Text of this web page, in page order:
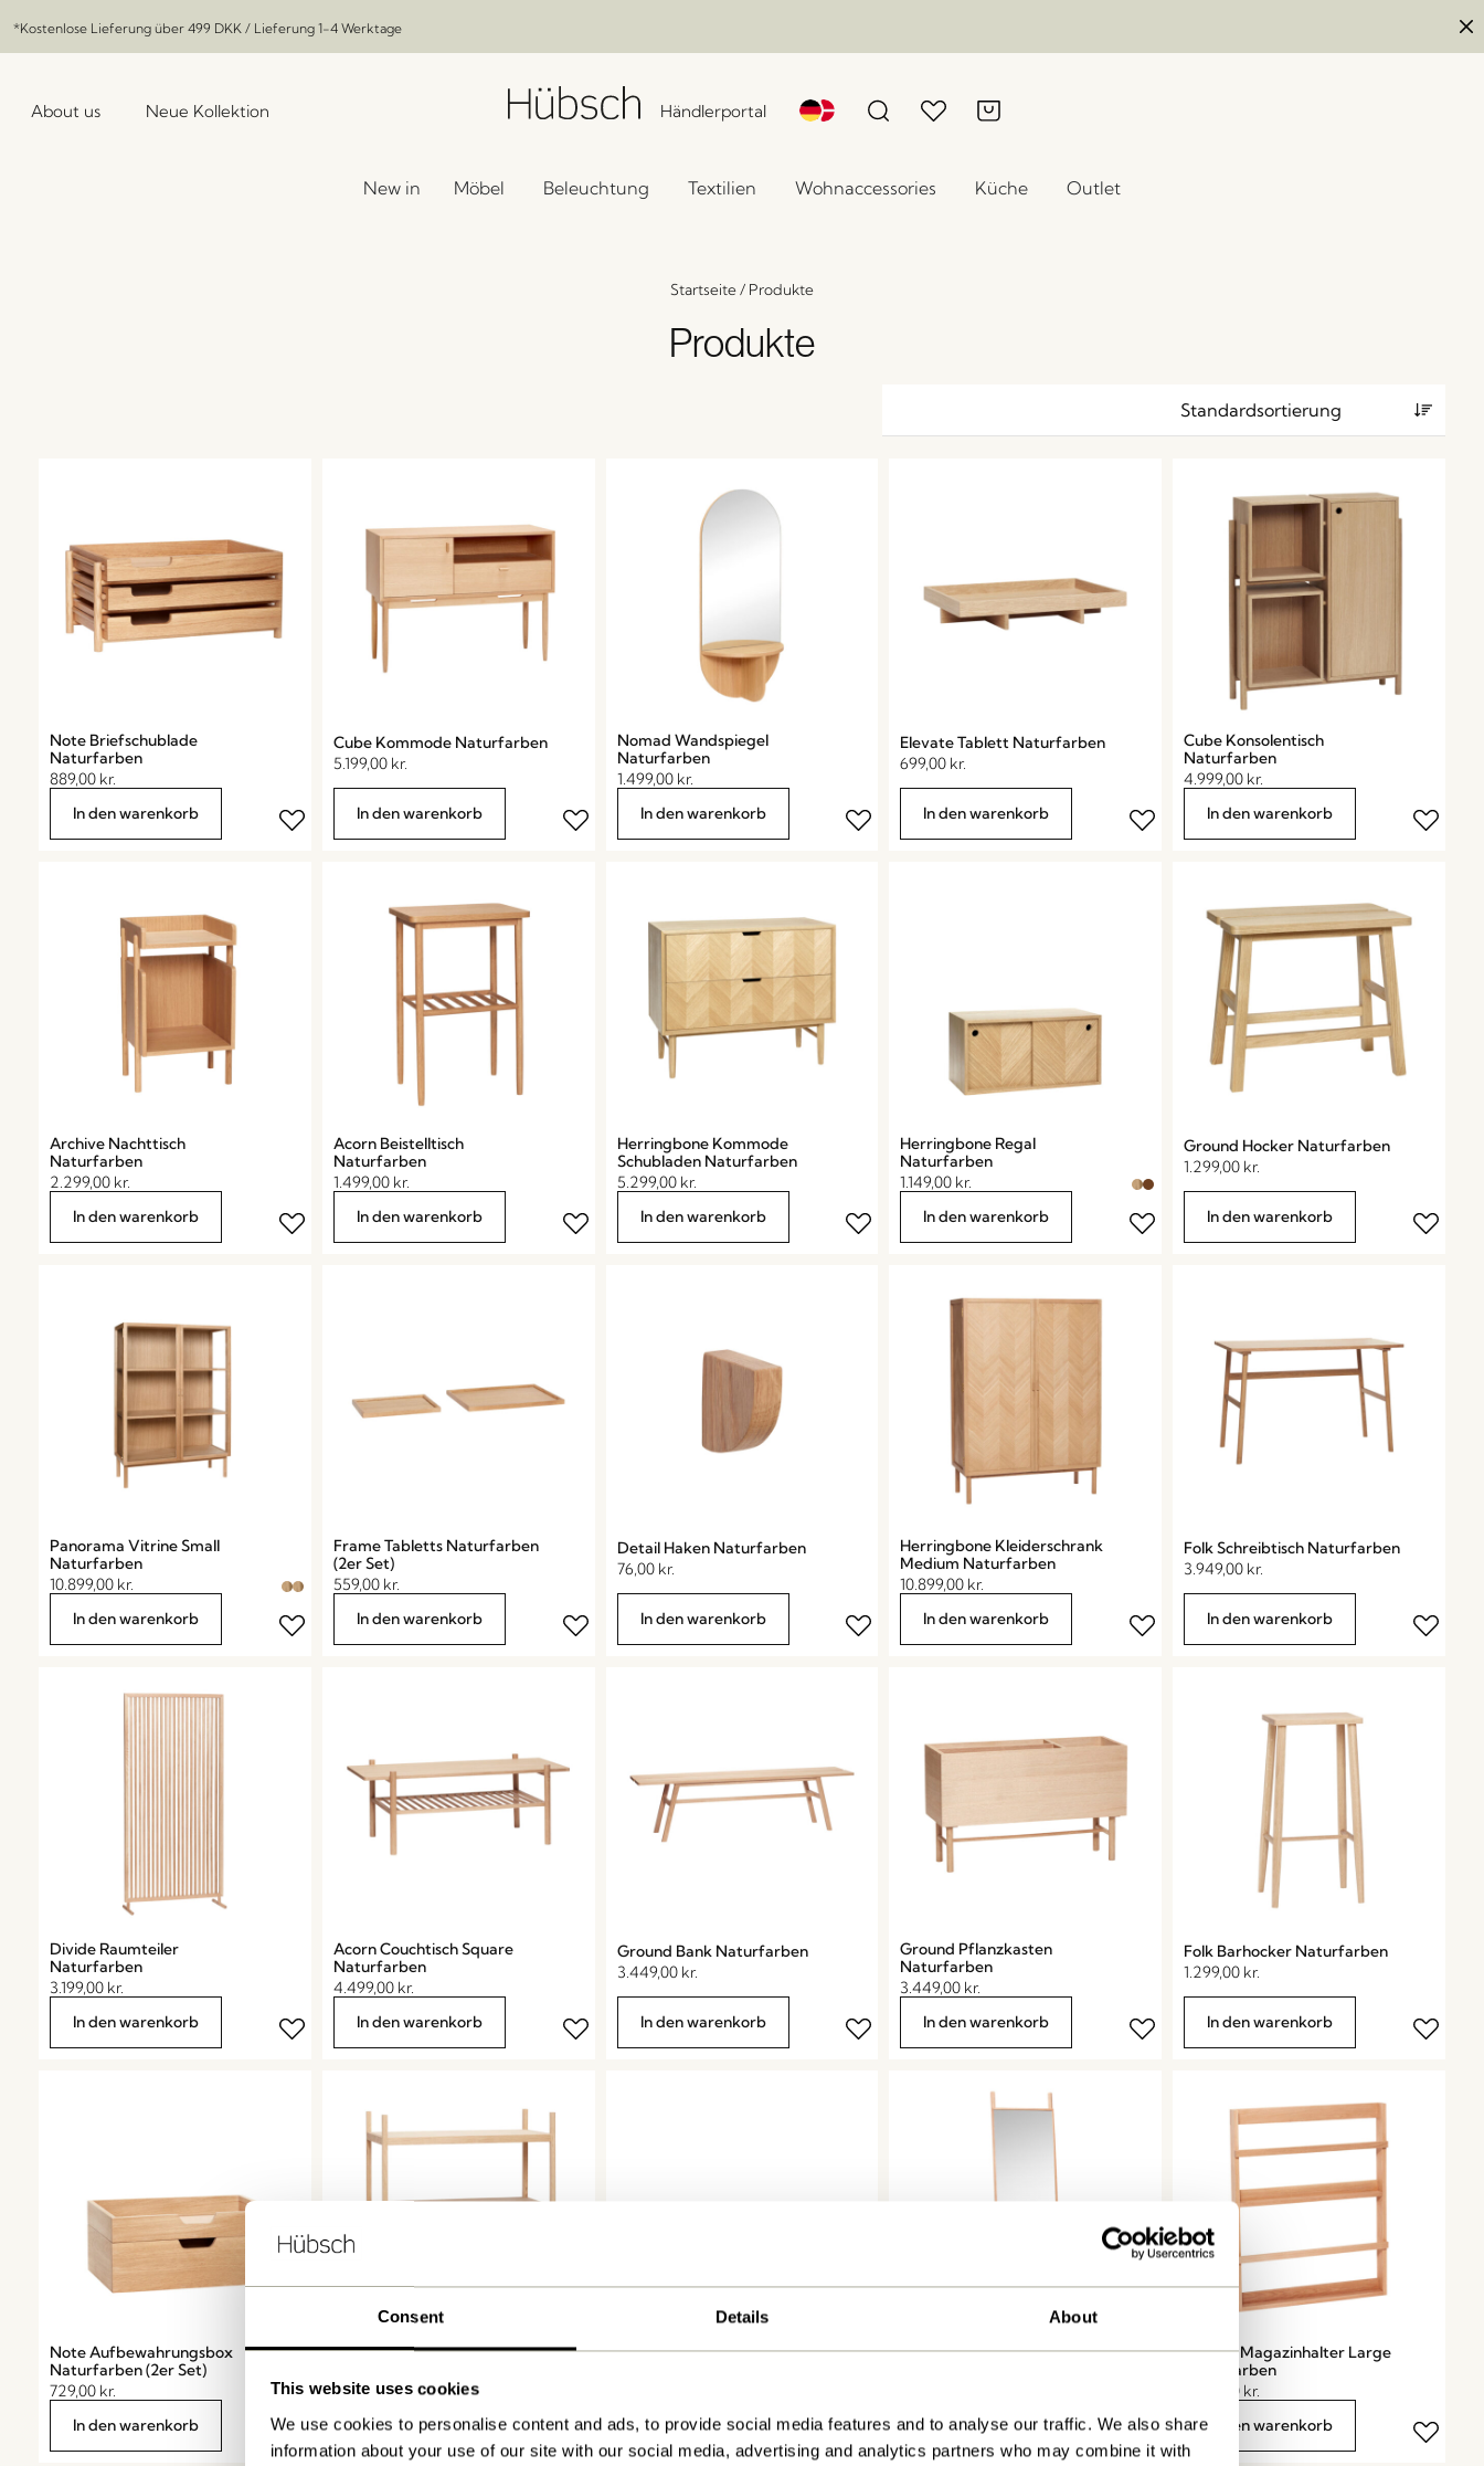
Consent Details About
This website uses cookies
We use cookies to personalise content and ads, to provide social media features and to analyse our traffic. We also share
information about your use of our site with our social media, advertising and analytics partners who may combine it with
*Kostenlose Lieferung über 499 DKK / Lieferung 1-4 Werktage
About us Neue Kollektion Händlerportal
New in Möbel Beleuchtung Textilien Wohnaccessories Küche Outlet
Startseite/ Produkte
Produkte
Note Briefschublade
Naturfarben
889,00 kr.
In den warenkorb
Cube Kommode Naturfarben
5.199,00 kr.
In den warenkorb
Nomad Wandspiegel
Naturfarben
1.499,00 kr.
In den warenkorb
Elevate Tablett Naturfarben
699,00 kr.
In den warenkorb
Cube Konsolentisch
Naturfarben
4.999,00 kr.
In den warenkorb
Archive Nachttisch
Naturfarben
2.299,00 kr.
In den warenkorb
Acorn Beistelltisch
Naturfarben
1.499,00 kr.
In den warenkorb
Herringbone Kommode
Schubladen Naturfarben
5.299,00 kr.
In den warenkorb
Herringbone Regal
Naturfarben
1.149,00 kr.
In den warenkorb
Ground Hocker Naturfarben
1.299,00 kr.
In den warenkorb
Panorama Vitrine Small
Naturfarben
10.899,00 kr.
In den warenkorb
Frame Tabletts Naturfarben
(2er Set)
559,00 kr.
In den warenkorb
Detail Haken Naturfarben
76,00 kr.
In den warenkorb
Herringbone Kleiderschrank
Medium Naturfarben
10.899,00 kr.
In den warenkorb
Folk Schreibtisch Naturfarben
3.949,00 kr.
In den warenkorb
Divide Raumteiler
Naturfarben
3.199,00 kr.
In den warenkorb
Acorn Couchtisch Square
Naturfarben
4.499,00 kr.
In den warenkorb
Ground Bank Naturfarben
3.449,00 kr.
In den warenkorb
Ground Pflanzkasten
Naturfarben
3.449,00 kr.
In den warenkorb
Folk Barhocker Naturfarben
1.299,00 kr.
In den warenkorb
Note Aufbewahrungsbox
Naturfarben (2er Set)
729,00 kr.
In den warenkorb
Library Regal Small
3.199,00kr.
In den warenkorb
Monarch Schneidebretter
In den warenkorb
Lean Standspiegel
In den warenkorb
Display Magazinhalter Large
Naturfarben
1.299,00 kr.
In den warenkorb